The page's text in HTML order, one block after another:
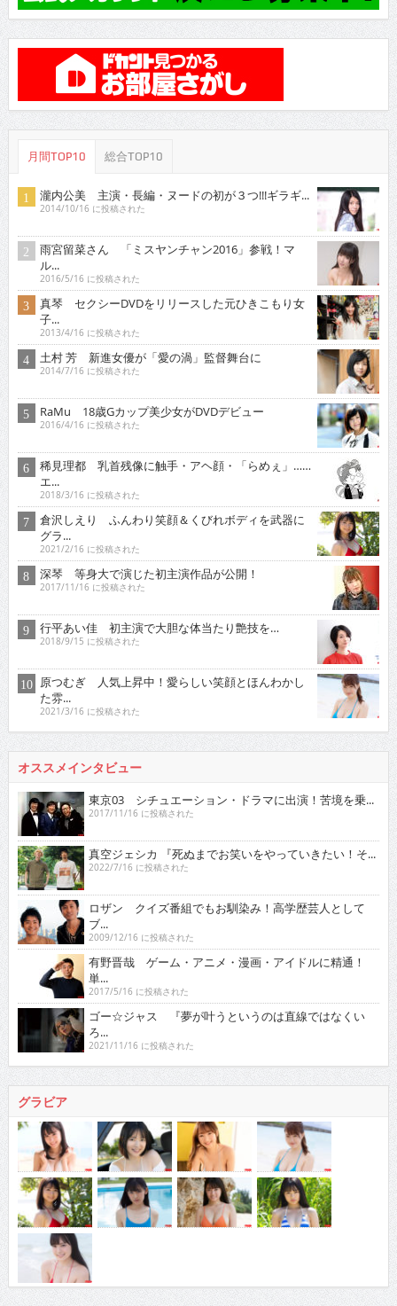
月間TOP10 総合TOP10
瀧内公美 主演・長編・ヌードの初が３つ!!!ギラギ...
2014/10/16 に投稿された
雨宮留菜さん 「ミスヤンチャン2016」参戦！マ
ル...
2016/5/16 に投稿された
真琴 セクシーDVDをリリースした元ひきこもり女
子...
2013/4/16 に投稿された
土村 芳 新進女優が「愛の渦」監督舞台に
2014/7/16 に投稿された
RaMu 18歳Gカップ美少女がDVDデビュー
2016/4/16 に投稿された
稀見理都 乳首残像に触手・アヘ顔・「らめぇ」……
エ...
2018/3/16 に投稿された
倉沢しえり ふんわり笑顔＆くびれボディを武器に
グラ...
2021/2/16 に投稿された
深琴 等身大で演じた初主演作品が公開！
2017/11/16 に投稿された
行平あい佳 初主演で大胆な体当たり艶技を…
2018/9/15 に投稿された
原つむぎ 人気上昇中！愛らしい笑顔とほんわかし
た雰...
2021/3/16 に投稿された
オススメインタビュー
東京03 シチュエーション・ドラマに出演！苦境を乗...
2017/11/16 に投稿された
真空ジェシカ 『死ぬまでお笑いをやっていきたい！そ...
2022/7/16 に投稿された
ロザン クイズ番組でもお馴染み！高学歴芸人として
ブ...
2009/12/16 に投稿された
有野晋哉 ゲーム・アニメ・漫画・アイドルに精通！
単...
2017/5/16 に投稿された
ゴー☆ジャス 『夢が叶うというのは直線ではなくい
ろ...
2021/11/16 に投稿された
グラビア